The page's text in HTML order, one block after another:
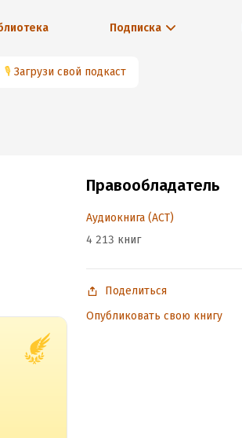
Подписка
🎙 Загрузи свой подкаст
Правообладатель
Аудиокнига (АСТ)
4 213 книг
Поделиться
Опубликовать свою книгу